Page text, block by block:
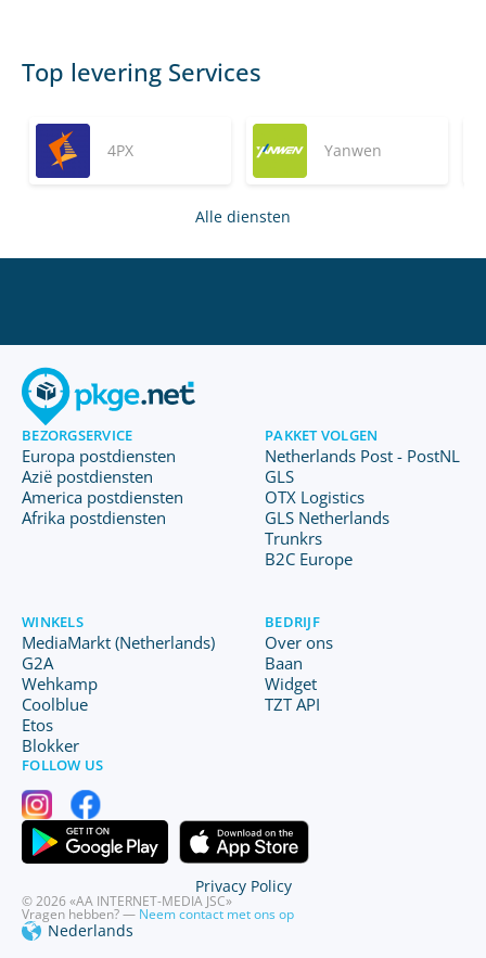
Top levering Services
4PX Yanwen
Alle diensten
BEZORGSERVICE
Europa postdiensten
Azië postdiensten
America postdiensten
Afrika postdiensten
PAKKET VOLGEN
Netherlands Post - PostNL
GLS
OTX Logistics
GLS Netherlands
Trunkrs
B2C Europe
WINKELS
MediaMarkt (Netherlands)
G2A
Wehkamp
Coolblue
Etos
Blokker
BEDRIJF
Over ons
Baan
Widget
TZT API
FOLLOW US
© 2026 «AA INTERNET-MEDIA JSC»
Vragen hebben? — Neem contact met ons op
Nederlands
Privacy Policy